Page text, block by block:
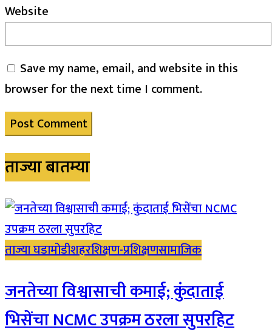
Website
Save my name, email, and website in this
browser for the next time I comment.
ताज्या बातम्या
ताज्या घडामोडीशहरशिक्षण-प्रशिक्षणसामाजिक
जनतेच्या विश्वासाची कमाई; कुंदाताई
भिसेंचा NCMC उपक्रम ठरला सुपरहिट